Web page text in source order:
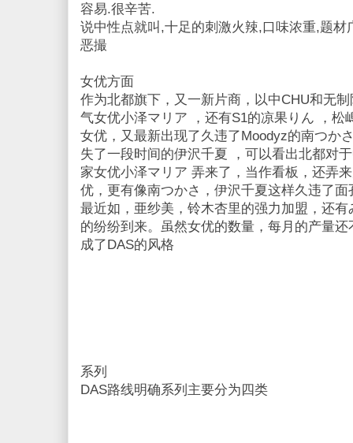
容易.很辛苦.
说中性点就叫,十足的刺激火辣,口味浓重,题
恶撮
女优方面
作为北都旗下，又一新片商，以中CHU和无
气女优小泽マリア ，还有S1的凉果りん ，松
女优，又最新出现了久违了Moodyz的南つか
失了一段时间的伊沢千夏 ，可以看出北都对
家女优小泽マリア 弄来了，当作看板，还弄
优，更有像南つかさ，伊沢千夏这样久违了面
最近如，亜纱美，铃木杏里的强力加盟，还
的纷纷到来。虽然女优的数量，每月的产量
成了DAS的风格
系列
DAS路线明确系列主要分为四类